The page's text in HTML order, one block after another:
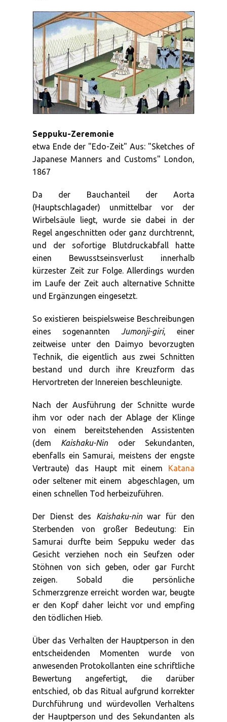
Seppuku-Zeremonie
etwa Ende der "Edo-Zeit" Aus: "Sketches of
Japanese Manners and Customs" London,
1867
Da der Bauchanteil der Aorta
(Hauptschlagader) unmittelbar vor der
Wirbelsäule liegt, wurde sie dabei in der
Regel angeschnitten oder ganz durchtrennt,
und der sofortige Blutdruckabfall hatte
einen Bewusstseinsverlust innerhalb
kürzester Zeit zur Folge. Allerdings wurden
im Laufe der Zeit auch alternative Schnitte
und Ergänzungen eingesetzt.
So existieren beispielsweise Beschreibungen
eines sogenannten Jumonji-giri, einer
zeitweise unter den Daimyo bevorzugten
Technik, die eigentlich aus zwei Schnitten
bestand und durch ihre Kreuzform das
Hervortreten der Innereien beschleunigte.
Nach der Ausführung der Schnitte wurde
ihm vor oder nach der Ablage der Klinge
von einem bereitstehenden Assistenten
(dem Kaishaku-Nin oder Sekundanten,
ebenfalls ein Samurai, meistens der engste
Vertraute) das Haupt mit einem Katana
oder seltener mit einem
abgeschlagen, um
einen schnellen Tod herbeizuführen.
Der Dienst des Kaishaku-ninwar für den
Sterbenden von großer Bedeutung: Ein
Samurai durfte beim Seppuku weder das
Gesicht verziehen noch ein Seufzen oder
Stöhnen von sich geben, oder gar Furcht
zeigen. Sobald die persönliche
Schmerzgrenze erreicht worden war, beugte
er den Kopf daher leicht vor und empfing
den tödlichen Hieb.
Über das Verhalten der Hauptperson in den
entscheidenden Momenten wurde von
anwesenden Protokollanten eine schriftliche
Bewertung angefertigt, die darüber
entschied, ob das Ritual aufgrund korrekter
Durchführung und würdevollen Verhaltens
der Hauptperson und des Sekundanten als